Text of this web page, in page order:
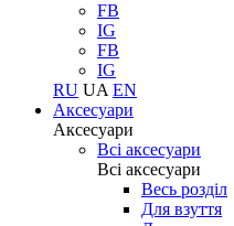
FB
IG
FB
IG
RU UA EN
Аксесуари
Аксесуари
Всі аксесуари
Всі аксесуари
Весь розділ
Для взуття